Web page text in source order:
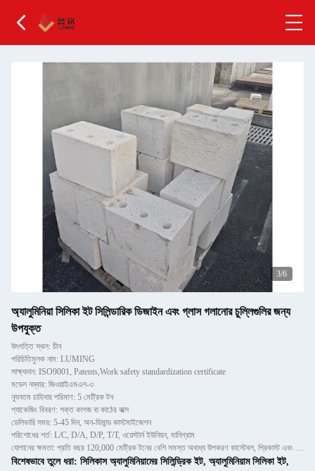
3/6
অ্যালুমিনিয়া সিলিকা ইট সিলিন্ডারিক ডিজাইন এবং গ্লাস গলানোর চুল্লিগুলির জন্য
উপযুক্ত
উৎপত্তি স্থল: চীন
পরিচিতিমুলক নাম: LUMING
সাক্ষ্যদান: ISO9001, Patents,Work safety standardization certificate
মডেল নম্বার: জিওয়াইএমএল-৩
ন্যূনতম চাহিদার পরিমাণ: 5 মেট্রিক টন
প্যাকেজিং বিবরণ: শক্ত কাগজ বা কাঠের বাক্স
ডেলিভারি সময়: 5-45 দিন, অন-ডিমান্ড কাস্টমাইজেশন
পরিশোধের শর্ত: L/C, D/A, D/P, T/T, ওয়েস্টার্ন ইউনিয়ন, মানিগ্রাম
যোগানের ক্ষমতা: প্রতি বছর 120,000 মেট্রিক টনের বেশি সমস্ত অবাধ্য উপকরণ কাস্টেবল, প্রিকাস্ট এবং ইটগুলির জন্য
বিশেষভাবে তুলে ধরা: সিলিকাস অ্যালুমিনিয়ামের সিলিন্ড্রিক ইট, অ্যালুমিনিয়াম সিলিকা ইট,